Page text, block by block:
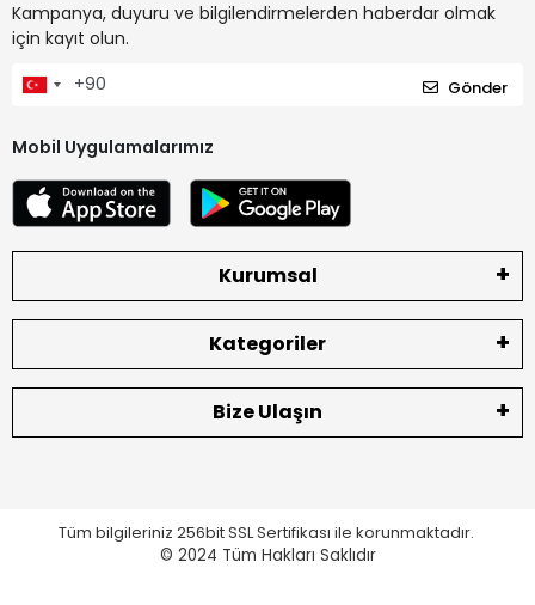
Kampanya, duyuru ve bilgilendirmelerden haberdar olmak
için kayıt olun.
Gönder
Mobil Uygulamalarımız
Kurumsal
Kategoriler
Bize Ulaşın
Tüm bilgileriniz 256bit SSL Sertifikası ile korunmaktadır.
© 2024 Tüm Hakları Saklıdır